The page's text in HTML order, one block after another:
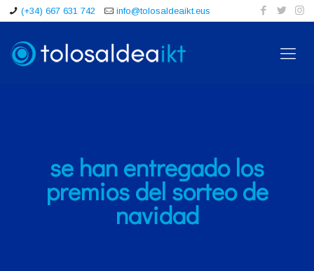
(+34) 667 631 742 info@tolosaldeaikt.eus
se han entregado los
premios del sorteo de
navidad